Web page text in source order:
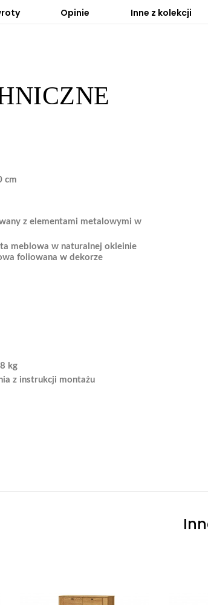
Opinie Inne z kolekcji
cm
z elementami metalowymi w
meblowa w naturalnej okleinie
foliowana w dekorze
kg
z instrukcji montażu